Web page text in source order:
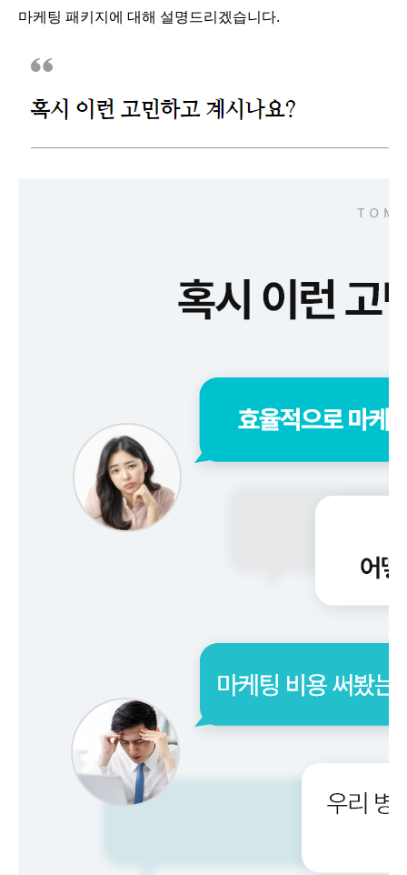
마케팅 패키지에 대해 설명드리겠습니다.